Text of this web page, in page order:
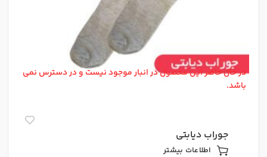
در حال حاضر این محصول در انبار موجود نیست و در دسترس نمی
باشد.
جوراب دیابتی
اطلاعات بیشتر